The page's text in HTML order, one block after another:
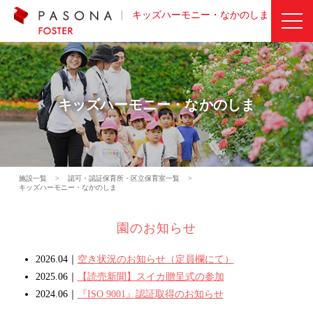
キッズハーモニー・なかのしま
キッズハーモニー・なかのしま
施設一覧 > 認可・認証保育所・区立保育室一覧
>
キッズハーモニー・なかのしま
園のお知らせ
2026.04｜ 空き状況のお知らせ（定員欄にて）
2025.06｜
【読売新聞】スイカ贈呈式の参加
2024.06｜
『ISO 9001』認証取得のお知らせ